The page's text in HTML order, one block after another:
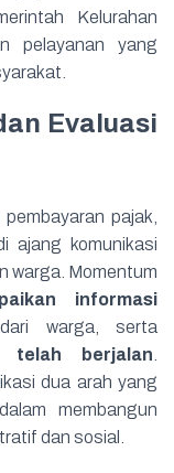
Kelurahan
pelayanan yang
Evaluasi
pajak,
ajang komunikasi
warga. Momentum
informasi
warga, serta
telah berjalan
dua arah yang
membangun
dan sosial.